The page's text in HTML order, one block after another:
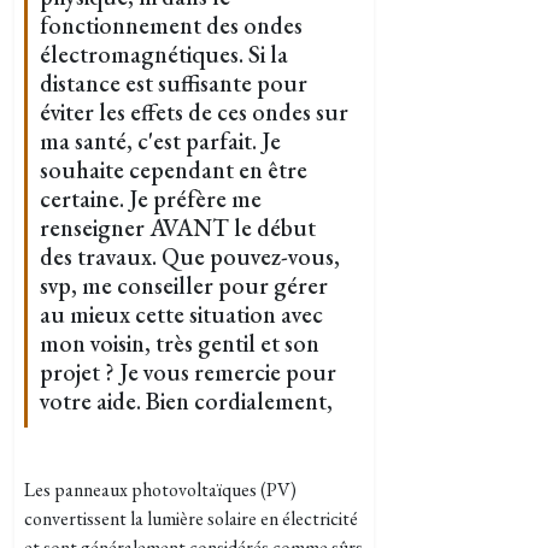
fonctionnement des ondes
électromagnétiques. Si la
distance est suffisante pour
éviter les effets de ces ondes sur
ma santé, c'est parfait. Je
souhaite cependant en être
certaine. Je préfère me
renseigner AVANT le début
des travaux. Que pouvez-vous,
svp, me conseiller pour gérer
au mieux cette situation avec
mon voisin, très gentil et son
projet ? Je vous remercie pour
votre aide. Bien cordialement,
Les panneaux photovoltaïques (PV)
convertissent la lumière solaire en électricité